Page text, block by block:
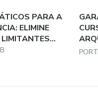
PARA A
ELIMINE